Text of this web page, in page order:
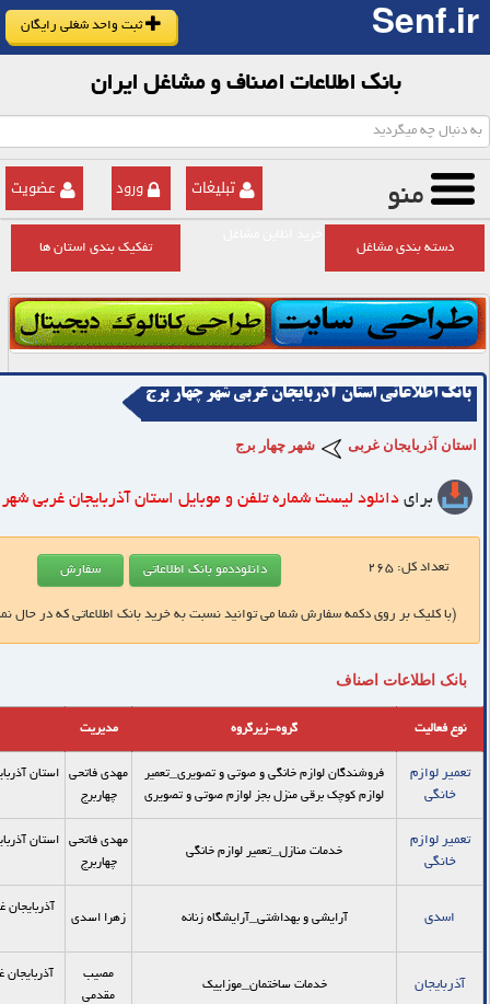
Senf.ir ثبت واحد شغلی رایگان
بانک اطلاعات اصناف و مشاغل ایران
منو عضویت ورود تبلیغات
دسته بندی مشاغل
تفکیک بندی استان ها
بانک اطلاعاتی استان آذربایجان غربی شهر چهار برج
استان آذربایجان غربی شهر چهار برج
برای دانلود لیست شماره تلفن و موبایل استان آذربایجان غربی
تعداد کل:265
(با کلیک بر روی دکمه سفارش شما می توانید نسبت به خرید بانک اطلاعاتی که در حال
بانک اطلاعات اصناف
نوع فعالیت گروه-زیرگروه مدیریت
تعمیر لوازم
خانگی
فروشندگان لوازم خانگی و صوتی و تصویری_تعمير
لوازم كوچك برقي منزل بجز لوازم صوتي و تصويري
مهدی فاتحی
چهاربرج
استان
تعمیر لوازم
خانگی
خدمات منازل_تعمیر لوازم خانگی
مهدی فاتحی
چهاربرج
استان
اسدی آرایشی و بهداشتی_آرایشگاه زنانه زهرا اسدی
آذربایجان خدمات ساختمان_موزاییک
مصیب
مقدمی